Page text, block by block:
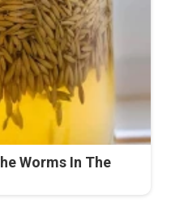
Worms In The